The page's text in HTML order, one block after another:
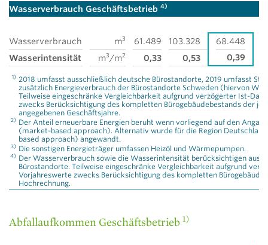
Wasserverbrauch Geschäftsbetrieb 4)
Wasserverbrauch m3 61.489 103.328
68.448
Wasserintensität
m3/m2 0,33 0,53 0,39
1) 2018 umfasst ausschließlich deutsche Bürostandorte, 2019 umfasst
zusätzlich Energieverbrauch der Bürostandorte Schweden (hiervon
Teilweise eingeschränke Vergleichbarkeit aufgrund verzögerter Ist-
zwecks Berücksichtigung des kompletten Bürogebäudebestands der
angegebenen Geschäftsjahre.
2) Der Anteil erneuerbare Energien beruht wenn vorliegend auf den
(market-based approach). Alternativ wurde für die Region
based approach) angewandt.
3) Die sonstigen Energieträger umfassen Heizöl und Wärmepumpen.
4) Der Wasserverbrauch sowie die Wasserintensität berücksichtigen
Bürostandorte. Teilweise eingeschränke Vergleichbarkeit aufgrund
Vorjahreswerte zwecks Berücksichtigung des kompletten
Hochrechnung.
Abfallaufkommen Geschäftsbetrieb 1)